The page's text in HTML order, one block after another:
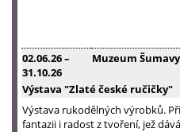
02.06.26–
31.10.26
Muzeum
Výstava "Zlaté české ručičky"
Výstava rukodělných výrobků.
fantazii i radost z tvoření, jež